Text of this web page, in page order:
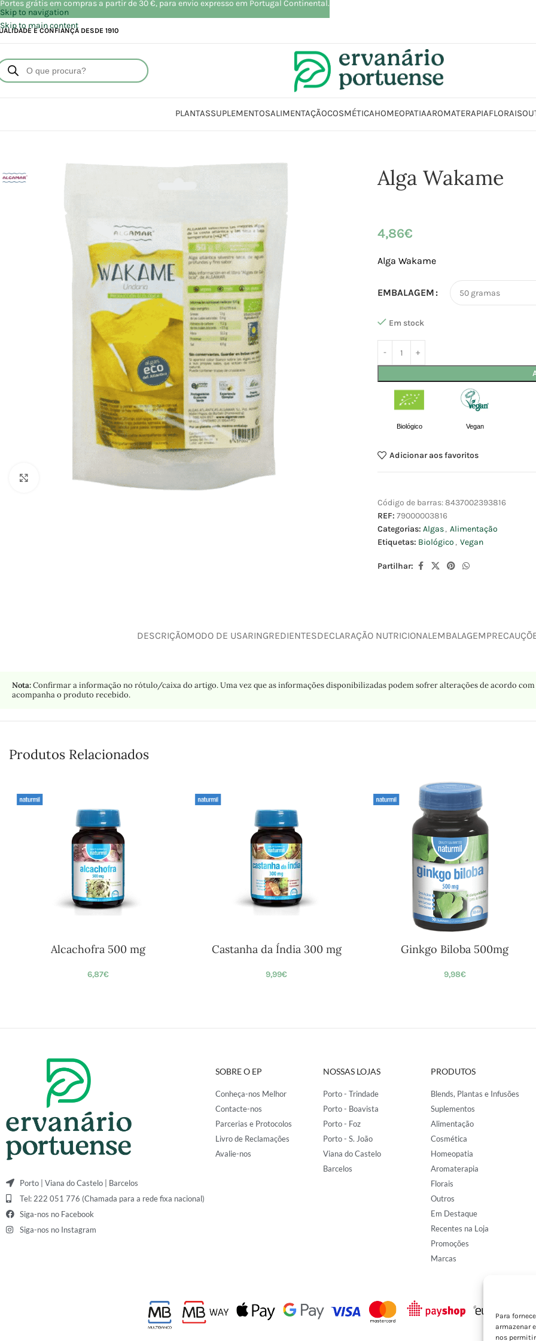
Para
armazenar
nos
Skip to navigation
Skip to main content
E CONFIANÇA DESDE 1910
PLANTASSUPLEMENTOSALIMENTAÇÃOCOSMÉTICAHOMEOPATIAAROMATERAPIAFLORAIS
Click to enlarge
Alga Wakame
4,86€
Alga Wakame
EMBALAGEM
Em stock
Biológico Vegan
Adicionar aos favoritos
Código de barras:8437002393816
REF: 79000003816
Categorias: Algas, Alimentação
Etiquetas: Biológico , Vegan
Partilhar:
DESCRIÇÃOMODO DE USARINGREDIENTESDECLARAÇÃO NUTRICIONAL EMBALAGEM
Nota:Confirmar a informação no rótulo/caixa do artigo. Uma vez que as informações disponibilizadas podem sofrer alterações de acordo
acompanha o produto recebido.
Produtos Relacionados
Alcachofra 500 mg
6,87€
Castanha da Índia 300 mg
9,99€
Ginkgo Biloba 500mg
9,98€
Porto | Viana do Castelo | Barcelos
Tel: 222 051 776 (Chamada para a rede fixa nacional)
Siga-nos no Facebook
Siga-nos no Instagram
SOBRE O EP
Conheça-nos Melhor
Contacte-nos
Parcerias e Protocolos
Livro de Reclamações
Avalie-nos
NOSSAS LOJAS
Porto - Trindade
Porto - Boavista
Porto - Foz
Porto - S. João
Viana do Castelo
Barcelos
PRODUTOS
Blends, Plantas e Infusões
Suplementos
Alimentação
Cosmética
Homeopatia
Aromaterapia
Florais
Outros
Em Destaque
Recentes na Loja
Promoções
Marcas
Portes grátis em compras a partir de 30 €, para envio expresso em Portugal Continental.